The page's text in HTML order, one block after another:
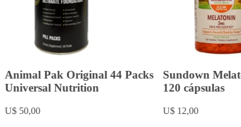
Animal Pak Original 44 Packs
Universal Nutrition
U$ 50,00
Sundown
120 cápsulas
U$ 12,00